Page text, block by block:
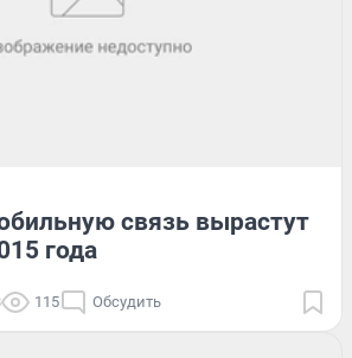
связь вырастут
года
115 Обсудить